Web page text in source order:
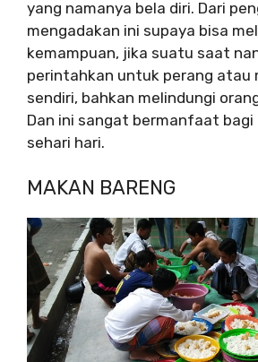
yang namanya bela diri. Dari
mengadakan ini supaya bisa
kemampuan, jika suatu saat
perintahkan untuk perang atau
sendiri, bahkan melindungi
Dan ini sangat bermanfaat bagi
sehari hari.
MAKAN BARENG